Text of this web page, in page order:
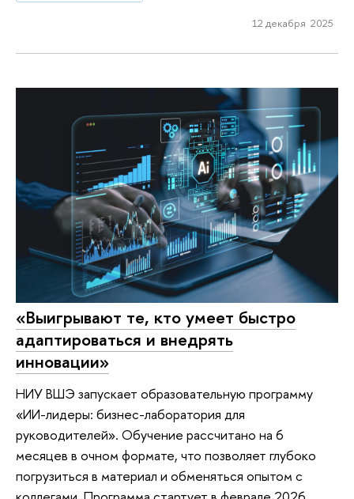
12 декабря 2025
«Выигрывают те, кто умеет быстро
адаптироваться и внедрять
инновации»
НИУ ВШЭ запускает образовательную программу
«ИИ-лидеры: бизнес-лаборатория для
руководителей». Обучение рассчитано на 6
месяцев в очном формате, что позволяет глубоко
погрузиться в материал и обменяться опытом с